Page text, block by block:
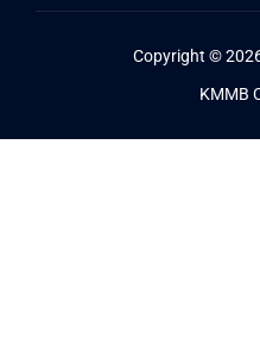
Copyright ©
KMMB